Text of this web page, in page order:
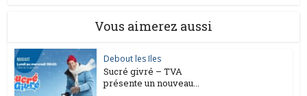
Vous aimerez aussi
Debout les Iles
Sucré givré – TVA
présente un nouveau...